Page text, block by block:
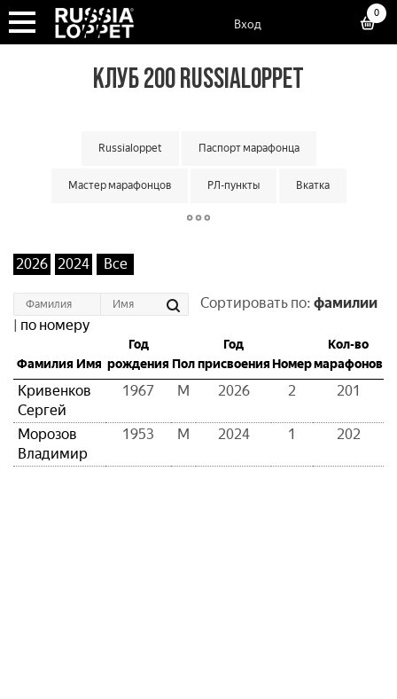
Вход
0
КЛУБ 200 RUSSIALOPPET
Russialoppet Паспорт марафонца
Мастер марафонцов РЛ-пункты Вкатка
Суперкубок марафонов
Большой кубок команд
Малый кубок команд Матчевая встреча команд
Кубок мастеров
2026 2024 Все
Сортировать по: фамилии
| по номеру
Фамилия Имя
Год
рождения Пол
Год
присвоения Номер
Кол-во
марафонов
Кривенков
Сергей
1967 М 2026 2 201
Морозов
Владимир
1953 М 2024 1 202